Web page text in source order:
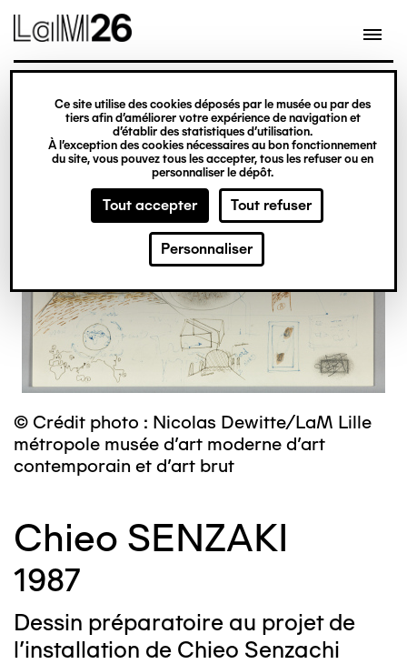
Gestion des cookies
Ce site utilise des cookies déposés par le musée ou par des
tiers afin d’améliorer votre expérience de navigation et
d’établir des statistiques d’utilisation.
À l’exception des cookies nécessaires au bon fonctionnement
du site, vous pouvez tous les accepter, tous les refuser ou en
personnaliser le dépôt.
Tout accepter Tout refuser
Personnaliser
contenu
© Crédit photo : Nicolas Dewitte/LaM Lille
métropole musée d’art moderne d’art
contemporain et d’art brut
Chieo SENZAKI
1987
Dessin préparatoire au projet de
l'installation de Chieo Senzachi